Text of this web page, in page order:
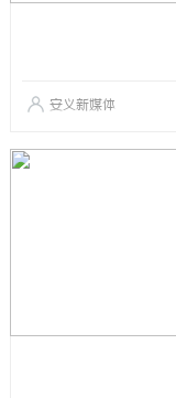
安义新媒体